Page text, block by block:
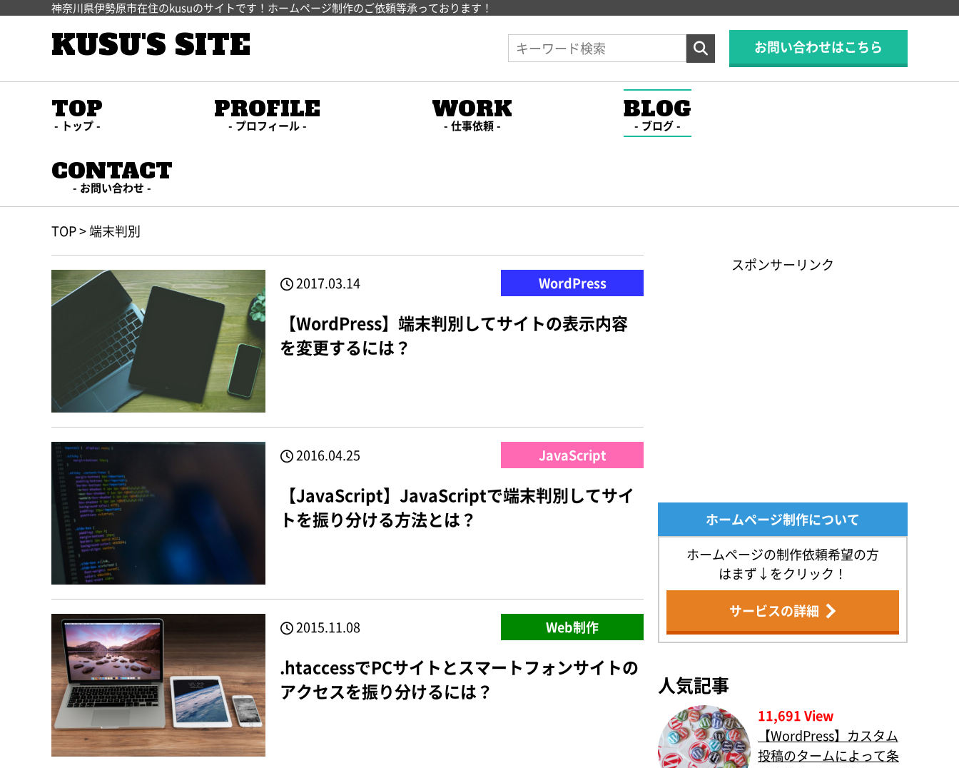
神奈川県伊勢原市在住のkusuのサイトです！ホームページ制作のご依頼等承っております！
KUSU'S SITE お問い合わせはこちら
TOP
トップ
PROFILE
プロフィール
WORK
仕事依頼
BLOG
ブログ
CONTACT
お問い合わせ
TOP>端末判別
2017.03.14 WordPress
【WordPress】端末判別してサイトの表示内容
を変更するには？
2016.04.25 JavaScript
【JavaScript】JavaScriptで端末判別してサイ
トを振り分ける方法とは？
2015.11.08 Web制作
.htaccessでPCサイトとスマートフォンサイトの
アクセスを振り分けるには？
スポンサーリンク
ホームページ制作について
ホームページの制作依頼希望の方
はまず↓をクリック！
サービスの詳細
人気記事
11,691 View
【WordPress】カスタム
投稿のタームによって条